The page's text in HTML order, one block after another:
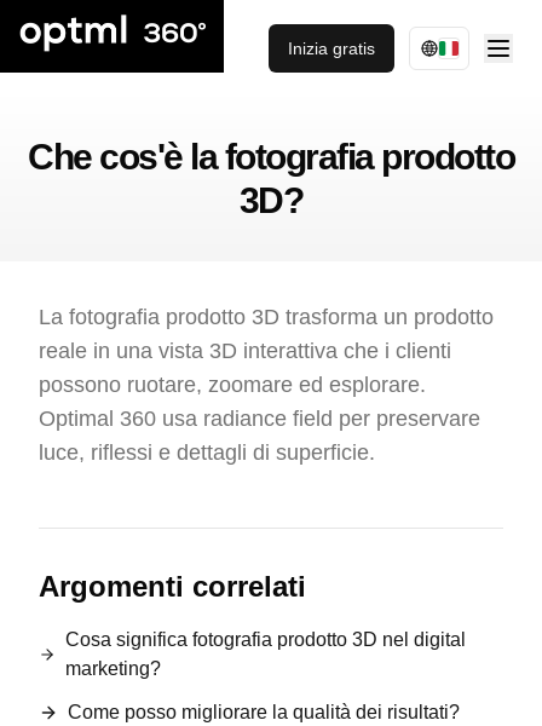
Inizia gratis
Che cos'è la fotografia prodotto
3D?
La fotografia prodotto 3D trasforma un prodotto
reale in una vista 3D interattiva che i clienti
possono ruotare, zoomare ed esplorare.
Optimal 360 usa radiance field per preservare
luce, riflessi e dettagli di superficie.
Argomenti correlati
Cosa significa fotografia prodotto 3D nel digital
marketing?
Come posso migliorare la qualità dei risultati?